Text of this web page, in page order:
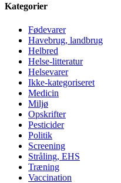
Kategorier
Fødevarer
Havebrug, landbrug
Helbred
Helse-litteratur
Helsevarer
Ikke-kategoriseret
Medicin
Miljø
Opskrifter
Pesticider
Politik
Screening
Stråling, EHS
Træning
Vaccination